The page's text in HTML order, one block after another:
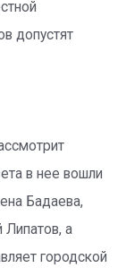
допустят
в нее вошли
Бадаева,
Липатов, а
городской